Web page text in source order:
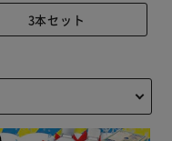
3本セット